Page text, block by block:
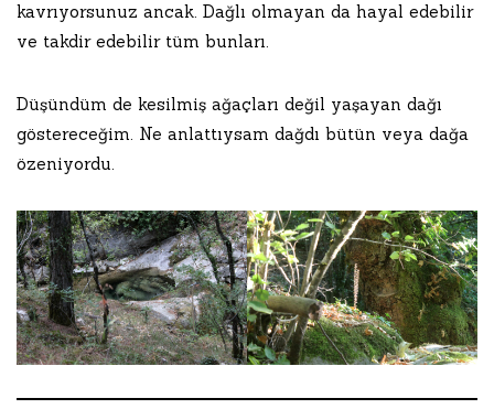
kavrıyorsunuz ancak. Dağlı olmayan da hayal edebilir
ve takdir edebilir tüm bunları.
Düşündüm de kesilmiş ağaçları değil yaşayan dağı
göstereceğim. Ne anlattıysam dağdı bütün veya dağa
özeniyordu.